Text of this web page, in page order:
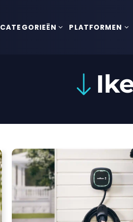
CATEGORIEËN PLATFORMEN